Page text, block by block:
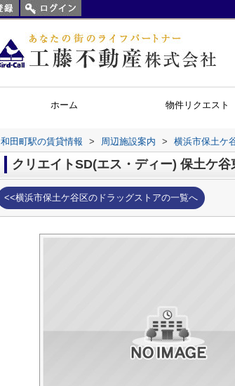
ホーム 物件リクエスト
和田町駅の賃貸情報 > 周辺施設案内 > 横浜市保土ケ
クリエイトSD(エス・ディー) 保土ケ谷
<<横浜市保土ケ谷区のドラッグストアの一覧へ